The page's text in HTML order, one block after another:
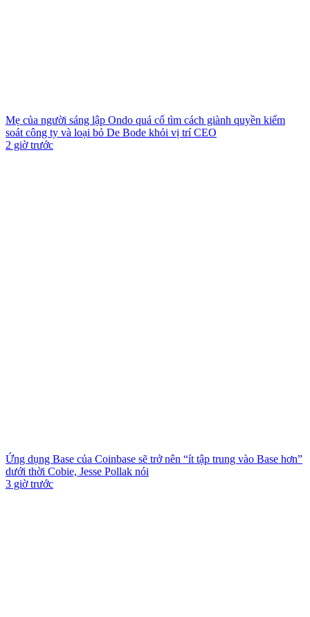
Mẹ của người sáng lập Ondo quá cố tìm cách giành quyền kiểm
soát công ty và loại bỏ De Bode khỏi vị trí CEO
2 giờ trước
Ứng dụng Base của Coinbase sẽ trở nên “ít tập trung vào Base hơn”
dưới thời Cobie, Jesse Pollak nói
3 giờ trước